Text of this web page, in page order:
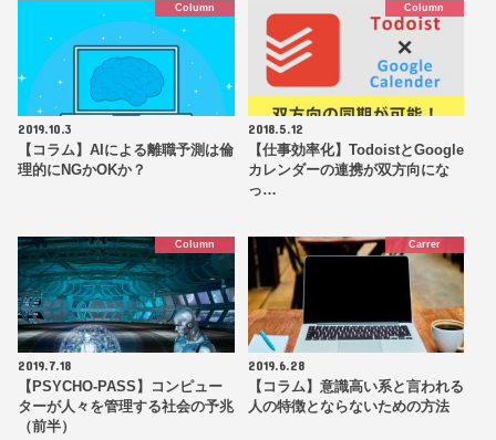
Column
2019.10.3
【コラム】AIによる離職予測は倫
理的にNGかOKか？
Column
2018.5.12
【仕事効率化】TodoistとGoogle
カレンダーの連携が双方向にな
っ…
Column
2019.7.18
【PSYCHO-PASS】コンピュー
ターが人々を管理する社会の予兆
（前半）
Carrer
2019.6.28
【コラム】意識高い系と言われる
人の特徴とならないための方法